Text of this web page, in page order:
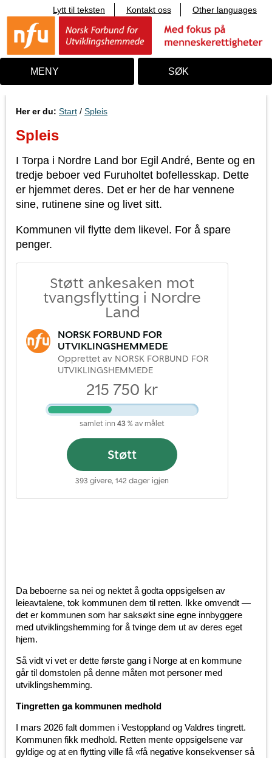
i
n
o
Lytt til teksten Kontakt oss Other languages
MENY SØK
Her er du: Start / Spleis
Spleis
I Torpa i Nordre Land bor Egil André, Bente og en
tredje beboer ved Furuholtet bofellesskap. Dette
er hjemmet deres. Det er her de har vennene
sine, rutinene sine og livet sitt.
Kommunen vil flytte dem likevel. For å spare
penger.
Da beboerne sa nei og nektet å godta oppsigelsen av
leieavtalene, tok kommunen dem til retten. Ikke omvendt —
det er kommunen som har saksøkt sine egne innbyggere
med utviklingshemming for å tvinge dem ut av deres eget
hjem.
Så vidt vi vet er dette første gang i Norge at en kommune
går til domstolen på denne måten mot personer med
utviklingshemming.
Tingretten ga kommunen medhold
I mars 2026 falt dommen i Vestoppland og Valdres tingrett.
Kommunen fikk medhold. Retten mente oppsigelsene var
gyldige og at en flytting ville få «få negative konsekvenser så